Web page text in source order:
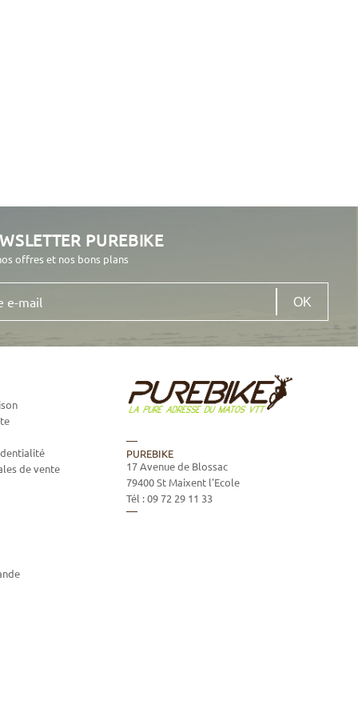
PUREBIKE
offres et nos bons plans
de vente
PUREBIKE
17 Avenue de Blossac
79400St Maixent l'Ecole
Tél :09 72 29 11 33